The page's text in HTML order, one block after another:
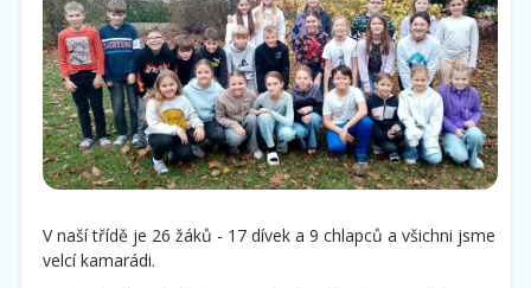
V naší třídě je 26 žáků - 17 dívek a 9 chlapců a všichni jsme
velcí kamarádi.